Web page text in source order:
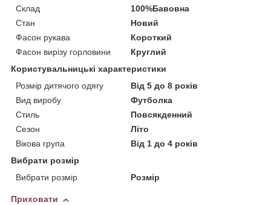
Склад
100%Бавовна
Стан
Новий
Фасон рукава
Короткий
Фасон вирізу горловини
Круглий
Користувальницькі характеристики
Розмір дитячого одягу
Від 5 до 8 років
Вид виробу
Футболка
Стиль
Повсякденний
Сезон
Літо
Вікова група
Від 1 до 4 років
Вибрати розмір
Вибрати розмір
Розмір
Приховати